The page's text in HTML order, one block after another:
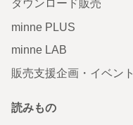
ダウンロード販売
minne PLUS
minne LAB
販売支援企画・イベント
読みもの